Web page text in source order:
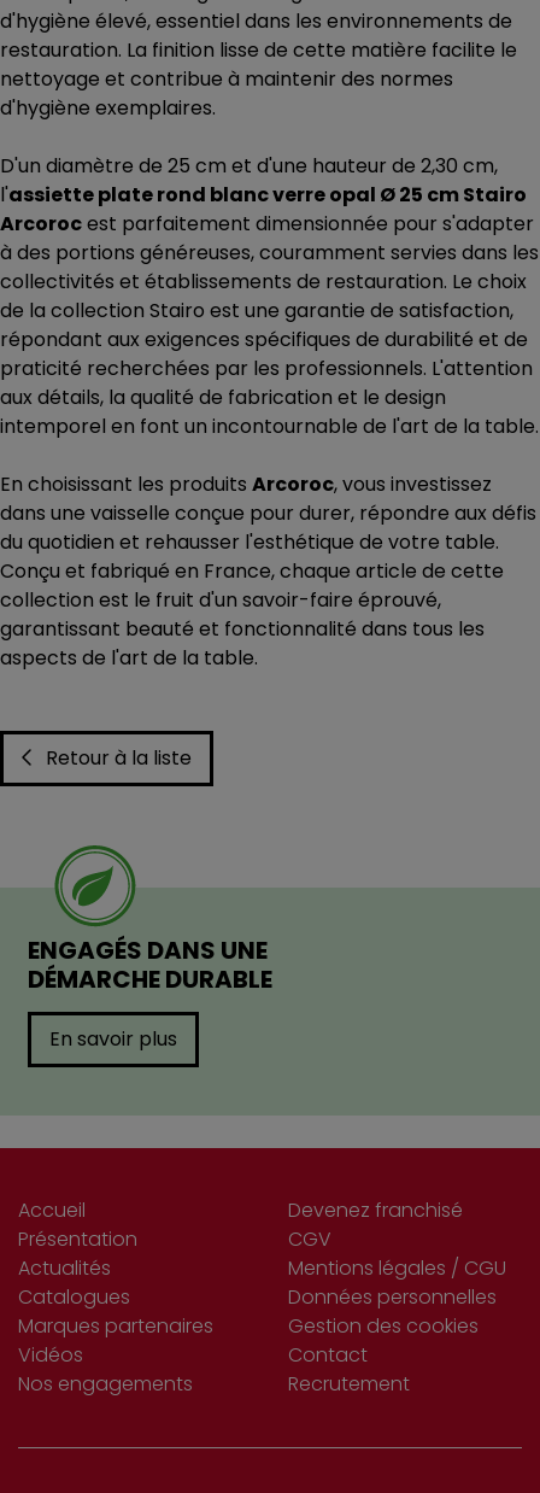
d'hygiène élevé, essentiel dans les environnements de
restauration. La finition lisse de cette matière facilite le
nettoyage et contribue à maintenir des normes
d'hygiène exemplaires.
D'un diamètre de 25 cm et d'une hauteur de 2,30 cm,
l'assiette plate rond blanc verre opal Ø 25 cm Stairo
Arcorocest parfaitement dimensionnée pour s'adapter
à des portions généreuses, couramment servies dans les
collectivités et établissements de restauration. Le choix
de la collection Stairo est une garantie de satisfaction,
répondant aux exigences spécifiques de durabilité et de
praticité recherchées par les professionnels. L'attention
aux détails, la qualité de fabrication et le design
intemporel en font un incontournable de l'art de la table.
En choisissant les produits Arcoroc, vous investissez
dans une vaisselle conçue pour durer, répondre aux défis
du quotidien et rehausser l'esthétique de votre table.
Conçu et fabriqué en France, chaque article de cette
collection est le fruit d'un savoir-faire éprouvé,
garantissant beauté et fonctionnalité dans tous les
aspects de l'art de la table.
Retour à la liste
ENGAGÉS DANS UNE
DÉMARCHE DURABLE
En savoir plus
Accueil
Présentation
Actualités
Catalogues
Marques partenaires
Vidéos
Nos engagements
Devenez franchisé
CGV
Mentions légales / CGU
Données personnelles
Gestion des cookies
Contact
Recrutement